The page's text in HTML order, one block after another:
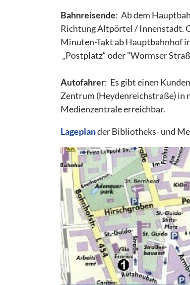
Bahnreisende: Ab dem
Richtung Altpörtel / Innenstadt.
Minuten-Takt ab Hauptbahnhof
„Postplatz“ oder "Wormser
Autofahrer: Es gibt einen
Zentrum (Heydenreichstraße) in
Medienzentrale erreichbar.
Lageplander Bibliotheks- und